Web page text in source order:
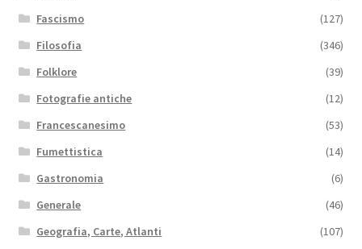
Fascismo
(127)
Filosofia
(346)
Folklore
(39)
Fotografie antiche
(12)
Francescanesimo
(53)
Fumettistica
(14)
Gastronomia
(6)
Generale
(46)
Geografia, Carte, Atlanti
(107)